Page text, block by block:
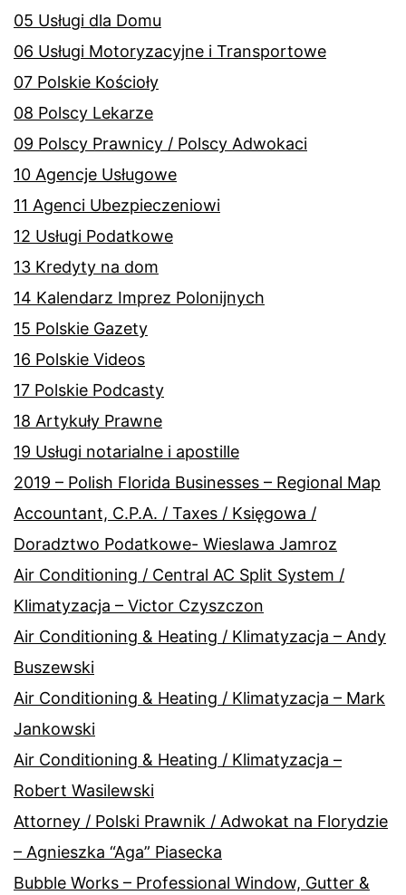
05 Usługi dla Domu
06 Usługi Motoryzacyjne i Transportowe
07 Polskie Kościoły
08 Polscy Lekarze
09 Polscy Prawnicy / Polscy Adwokaci
10 Agencje Usługowe
11 Agenci Ubezpieczeniowi
12 Usługi Podatkowe
13 Kredyty na dom
14 Kalendarz Imprez Polonijnych
15 Polskie Gazety
16 Polskie Videos
17 Polskie Podcasty
18 Artykuły Prawne
19 Usługi notarialne i apostille
2019 – Polish Florida Businesses – Regional Map
Accountant, C.P.A. / Taxes / Księgowa /
Doradztwo Podatkowe- Wieslawa Jamroz
Air Conditioning / Central AC Split System /
Klimatyzacja – Victor Czyszczon
Air Conditioning & Heating / Klimatyzacja – Andy
Buszewski
Air Conditioning & Heating / Klimatyzacja – Mark
Jankowski
Air Conditioning & Heating / Klimatyzacja –
Robert Wasilewski
Attorney / Polski Prawnik / Adwokat na Florydzie
– Agnieszka “Aga” Piasecka
Bubble Works – Professional Window, Gutter &